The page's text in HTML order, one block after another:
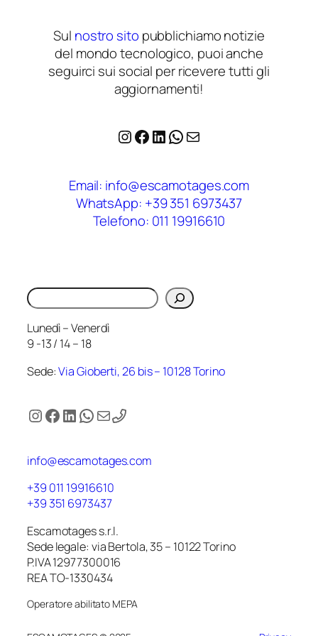
Sul nostro sito pubblichiamo notizie
del mondo tecnologico, puoi anche
seguirci sui social per ricevere tutti gli
aggiornamenti!
Instagram
Facebook
LinkedIn
WhatsApp
Email
Email: info@escamotages.com
WhatsApp: +39 351 6973437
Telefono: 011 19916610
Cerca
Lunedì – Venerdì
9 -13 / 14 – 18
Sede:Via Gioberti, 26 bis – 10128 Torino
Instagram
Facebook
LinkedIn
WhatsApp
Email
info@escamotages.com
+39 011 19916610
+39 351 6973437
Escamotages s.r.l.
Sede legale: via Bertola, 35 – 10122 Torino
P.IVA 12977300016
REA TO-1330434
Operatore abilitato MEPA